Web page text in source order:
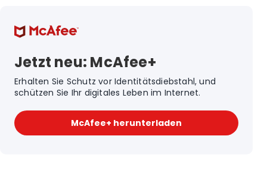
Jetzt neu: McAfee+
Erhalten Sie Schutz vor Identitätsdiebstahl, und
schützen Sie Ihr digitales Leben im Internet.
McAfee+ herunterladen